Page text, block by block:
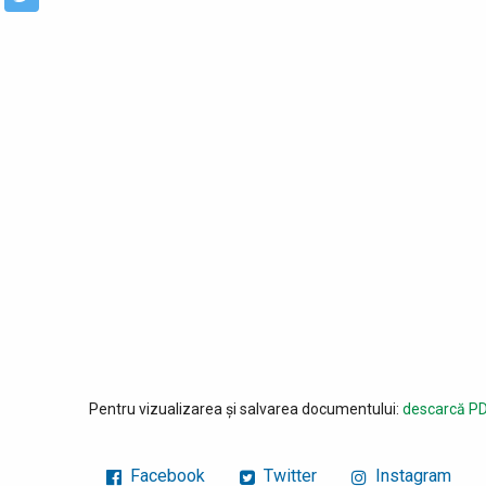
Pentru vizualizarea și salvarea documentului: descarcă
Facebook Twitter Instagram